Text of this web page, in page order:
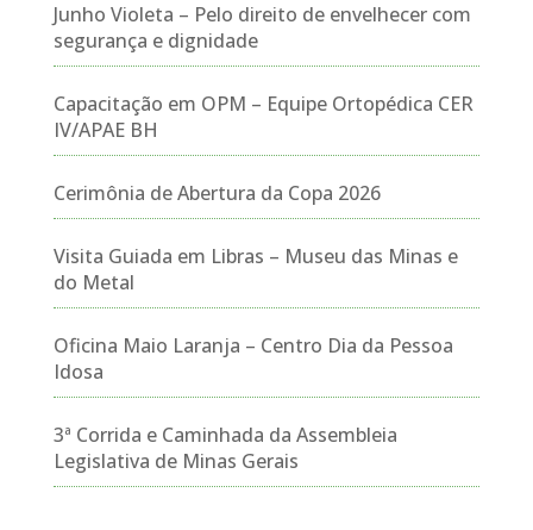
Junho Violeta – Pelo direito de envelhecer com
segurança e dignidade
Capacitação em OPM – Equipe Ortopédica CER
IV/APAE BH
Cerimônia de Abertura da Copa 2026
Visita Guiada em Libras – Museu das Minas e
do Metal
Oficina Maio Laranja – Centro Dia da Pessoa
Idosa
3ª Corrida e Caminhada da Assembleia
Legislativa de Minas Gerais